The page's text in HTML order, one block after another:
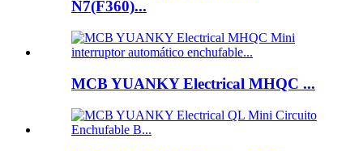
N7(F360)...
MCB YUANKY Electrical MHQC ...